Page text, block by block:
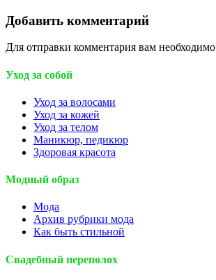
Добавить комментарий
Для отправки комментария вам необходимо
Уход за собой
Уход за волосами
Уход за кожей
Уход за телом
Маникюр, педикюр
Здоровая красота
Модный образ
Мода
Архив рубрики мода
Как быть стильной
Свадебный переполох